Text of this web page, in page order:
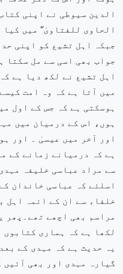
الدین سیوطی نے اپنی
الحاوی للفتاویٰ” میں کیا
جبکہ اہل تشیع کو اپنی
جواب بھی اسی سے مل سکتا
اہل تشیع نے لکھ دیا ہے
میں آتا ہے کہ وہ امت کیسے
ہوسکتی ہے کہ جس کے اول
ہوں، اس کے درمیان میں
اور آخر میں عیسیٰ ۔ اور
ہے کہ درمیانے زمانے کے
سے مراد عباسی خلیفہ مہدی
اسلئے کہ عباسی خاندان
خلفاء سے ان کے ائمہ اہل
مراسم بھی اچھے تھے۔پھر
لکھا ہے کہ ہماری کتابوں
یہ حدیث ہے کہ مہدی کے بعد
گیارہ مہدی اور بھی آئیں